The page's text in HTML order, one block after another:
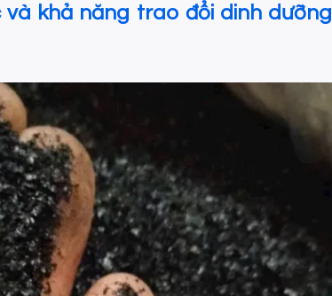
khả năng trao đổi dinh dưỡng